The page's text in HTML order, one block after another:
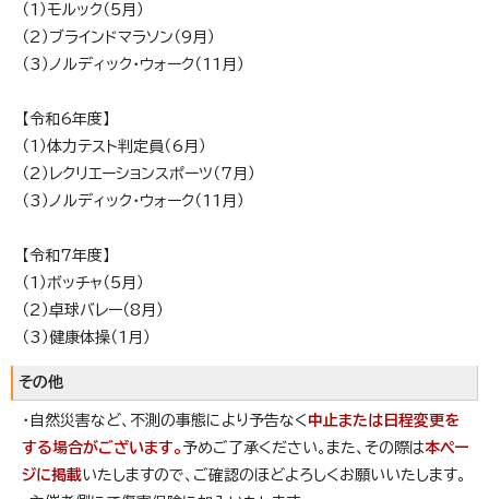
（1）モルック（5月）
（2）ブラインドマラソン（9月）
（3）ノルディック・ウォーク（11月）
【令和6年度】
（1）体力テスト判定員（6月）
（2）レクリエーションスポーツ（7月）
（3）ノルディック・ウォーク（11月）
【令和7年度】
（1）ボッチャ（5月）
（2）卓球バレー（8月）
（3）健康体操（1月）
その他
・自然災害など、不測の事態により予告なく 中止または日程変更を
する場合がございます。予めご了承ください。また、その際は本ペー
ジに掲載いたしますので、ご確認のほどよろしくお願いいたします。